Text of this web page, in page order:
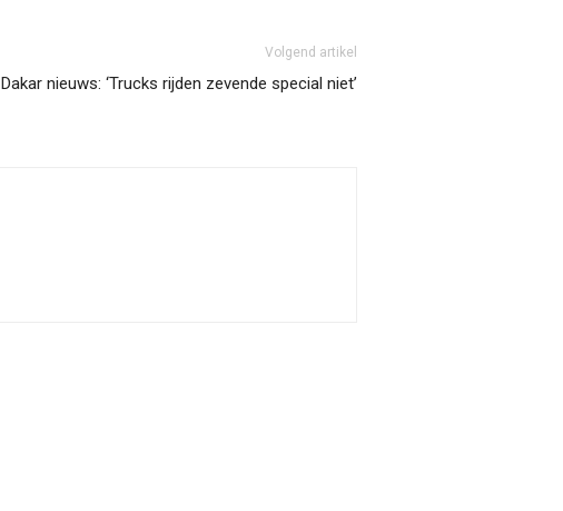
Volgend artikel
Dakar nieuws: ‘Trucks rijden zevende special niet’